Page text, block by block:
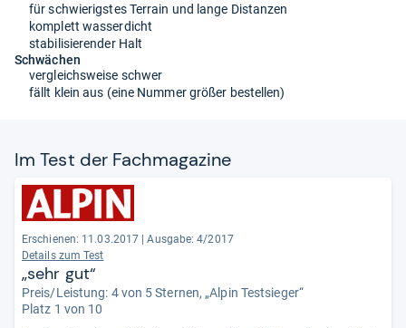
für schwierigstes Terrain und lange Distanzen
komplett wasserdicht
stabilisierender Halt
Schwächen
vergleichsweise schwer
fällt klein aus (eine Nummer größer bestellen)
Im Test der Fach­ma­ga­zine
Erschienen: 11.03.2017
Ausgabe: 4/2017
Details zum Test
„sehr gut“
Preis/Leistung: 4 von 5 Sternen, „Alpin Testsieger“
Platz 1 von 10